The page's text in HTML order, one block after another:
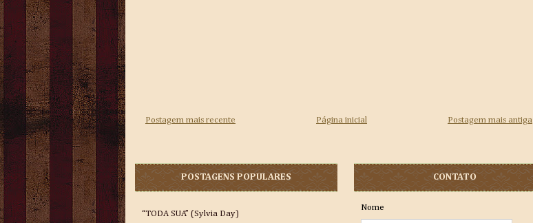
Postagem mais recente Postagem mais antiga
Página inicial
POSTAGENS POPULARES
“TODA SUA” (Sylvia Day)
CONTATO
Nome